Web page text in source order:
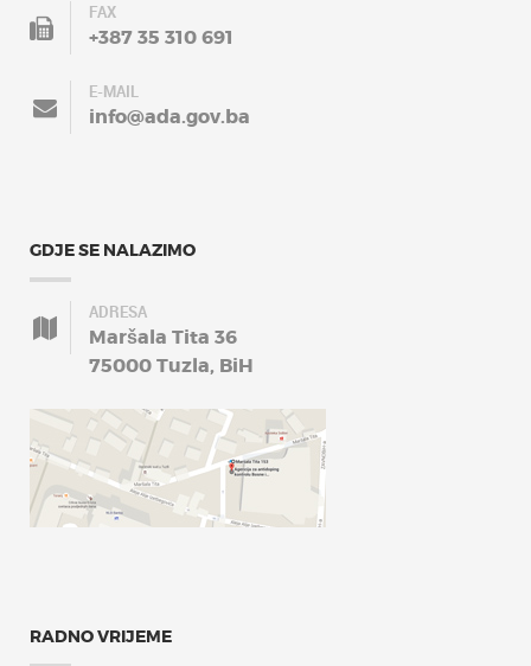
FAX
+387 35 310 691
E-MAIL
info@ada.gov.ba
GDJE SE NALAZIMO
ADRESA
Maršala Tita 36
75000 Tuzla, BiH
RADNO VRIJEME